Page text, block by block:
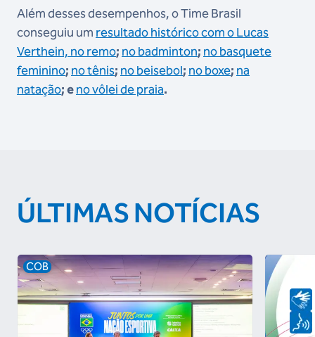
Além desses desempenhos, o Time Brasil
conseguiu um resultado histórico com o Lucas
Verthein, no remo; no badminton; no basquete
feminino; no tênis; no beisebol; no boxe; na
natação; eno vôlei de praia.
ÚLTIMAS NOTÍCIAS
COB